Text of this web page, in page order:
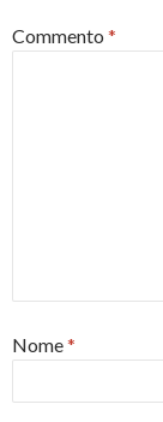
Commento *
Nome*